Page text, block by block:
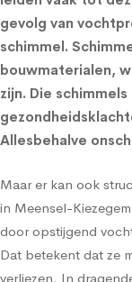
gevolg van
schimmel.
bouwmaterialen,
zijn. Die
Allesbehalve
Maar er kan ook
in Meensel-
door opstijgend
Dat betekent dat ze
verliezen. In